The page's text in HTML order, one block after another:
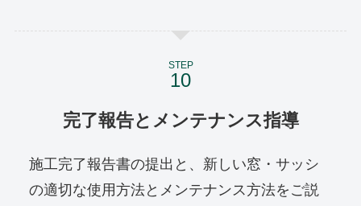
STEP
完了報告とメンテナンス指導
施工完了報告書の提出と、新しい窓・サッシ
の適切な使用方法とメンテナンス方法をご説